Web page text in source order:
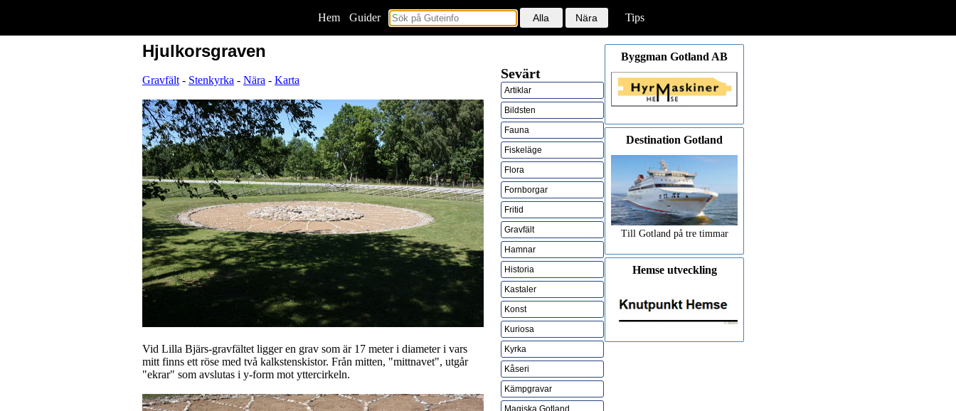
Hem< Guider Tips
Hjulkorsgraven
Gravfält - Stenkyrka - Nära - Karta
Vid Lilla Bjärs-gravfältet ligger en grav som är 17 meter i diameter i vars
mitt finns ett röse med två kalkstenskistor. Från mitten, "mittnavet", utgår
"ekrar" som avslutas i y-form mot yttercirkeln.
Sevärt
Artiklar
Bildsten
Fauna
Fiskeläge
Flora
Fornborgar
Fritid
Gravfält
Hamnar
Historia
Kastaler
Konst
Kuriosa
Kyrka
Kåseri
Kämpgravar
Magiska Gotland
Byggman Gotland AB
Destination Gotland
Till Gotland på tre timmar
Hemse utveckling